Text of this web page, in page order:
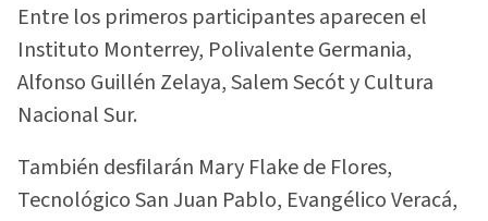
Entre los primeros participantes aparecen el
Instituto Monterrey, Polivalente Germania,
Alfonso Guillén Zelaya, Salem Secót y Cultura
Nacional Sur.
También desfilarán Mary Flake de Flores,
Tecnológico San Juan Pablo, Evangélico Veracá,